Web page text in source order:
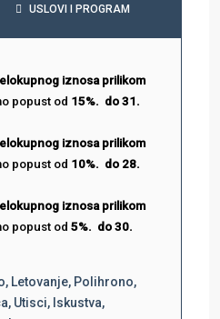
USLOVI I PROGRAM
iznosa prilikom
popust od 15%. do 31.
iznosa prilikom
popust od 10%. do 28.
iznosa prilikom
popust od 5%. do 30.